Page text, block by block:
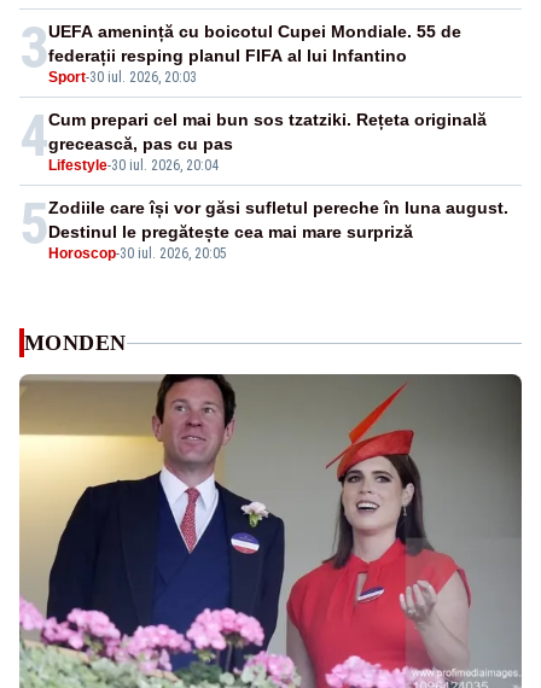
3Sport-30 iul. 2026, 20:03
UEFA amenință cu boicotul Cupei Mondiale. 55 de
federații resping planul FIFA al lui Infantino
4 Lifestyle-30 iul. 2026, 20:04
Cum prepari cel mai bun sos tzatziki. Rețeta originală
grecească, pas cu pas
5 Horoscop-30 iul. 2026, 20:05
Zodiile care își vor găsi sufletul pereche în luna august.
Destinul le pregătește cea mai mare surpriză
MONDEN